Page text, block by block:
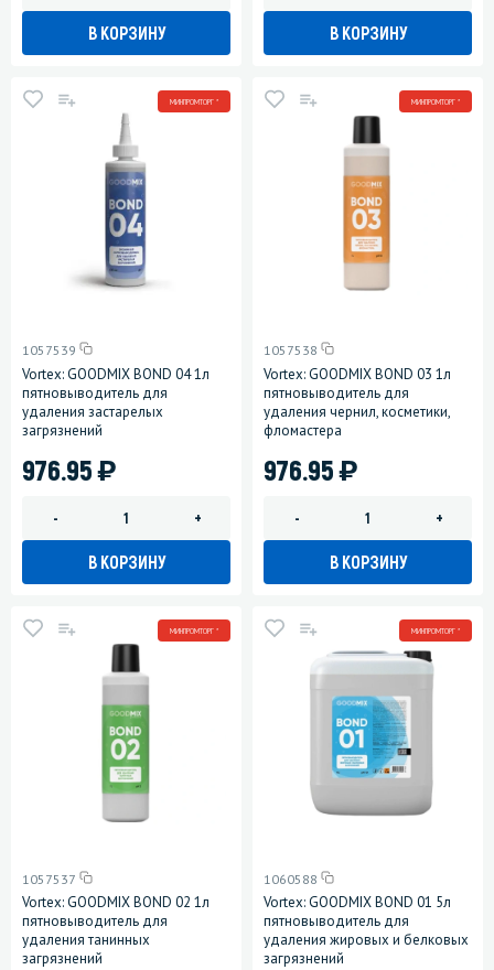
В КОРЗИНУ В КОРЗИНУ
МИНПРОМТОРГ *
1057539
Vortex: GOODMIX BOND 04 1л
пятновыводитель для
удаления застарелых
загрязнений
976.95)
- +
В КОРЗИНУ
МИНПРОМТОРГ *
1057538
Vortex: GOODMIX BOND 03 1л
пятновыводитель для
удаления чернил, косметики,
фломастера
976.95)
- +
В КОРЗИНУ
МИНПРОМТОРГ *
1057537
Vortex: GOODMIX BOND 02 1л
пятновыводитель для
удаления танинных
загрязнений
МИНПРОМТОРГ *
1060588
Vortex: GOODMIX BOND 01 5л
пятновыводитель для
удаления жировых и белковых
загрязнений